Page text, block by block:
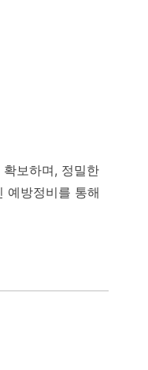
보하며, 정밀한
예방정비를 통해